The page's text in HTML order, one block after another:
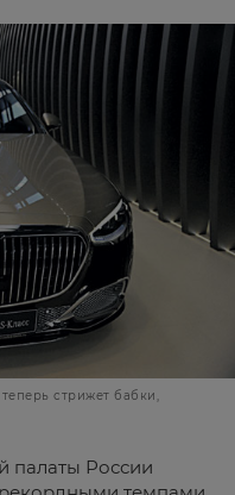
стрижет бабки,
палаты России